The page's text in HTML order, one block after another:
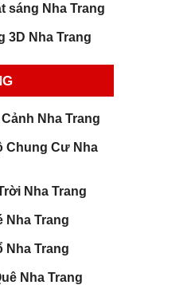
sáng Nha Trang
3D Nha Trang
Nha Trang
Chung Cư Nha
Nha Trang
Nha Trang
Nha Trang
Nha Trang